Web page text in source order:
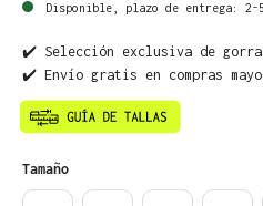
Disponible, plazo de entrega:
✔️ Selección exclusiva de
✔️ Envío gratis en compras
Seleccione
Tamaño